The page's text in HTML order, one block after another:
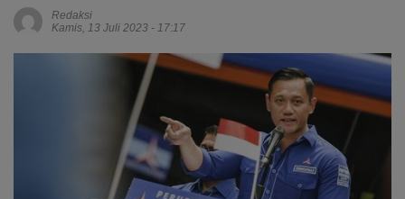
Redaksi
Kamis, 13 Juli 2023 - 17:17